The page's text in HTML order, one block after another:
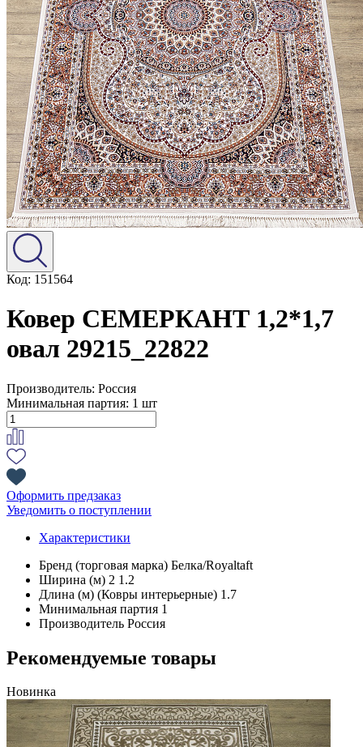
Код: 151564
Ковер СЕМЕРКАНТ 1,2*1,7
овал 29215_22822
Производитель: Россия
Минимальная партия: 1 шт
Оформить предзаказ
Уведомить о поступлении
Характеристики
Бренд (торговая марка) Белка/Royaltaft
Ширина (м) 2 1.2
Длина (м) (Ковры интерьерные) 1.7
Минимальная партия 1
Производитель Россия
Рекомендуемые товары
Новинка